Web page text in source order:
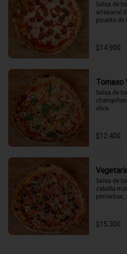
Salsa de
artesanal
picante de
$14.900
Tomaso
Salsa de
oliva.
$12.400
Salsa de
cebolla
pimientos,
$15.300